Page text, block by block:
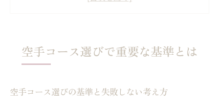
空手教室選びで口コミや評判をどう活かす
子どもの成長を助ける空手の魅力に迫る
空手コース選びで重要な基準とは
空手コース選びの基準と失敗しない考え方